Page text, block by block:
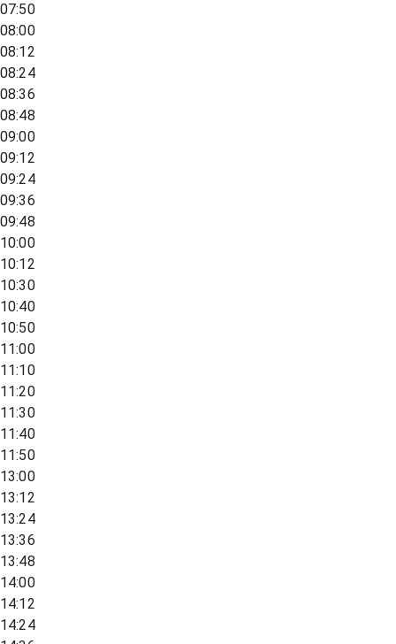
07:50
08:00
08:12
08:24
08:36
08:48
09:00
09:12
09:24
09:36
09:48
10:00
10:12
10:30
10:40
10:50
11:00
11:10
11:20
11:30
11:40
11:50
13:00
13:12
13:24
13:36
13:48
14:00
14:12
14:24